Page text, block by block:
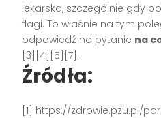
lekarska, szczególnie gdy
flagi. To właśnie na tym
odpowiedź na pytanie na
[3][4][5][7].
Źródła:
[1] https://zdrowie.pzu.pl/